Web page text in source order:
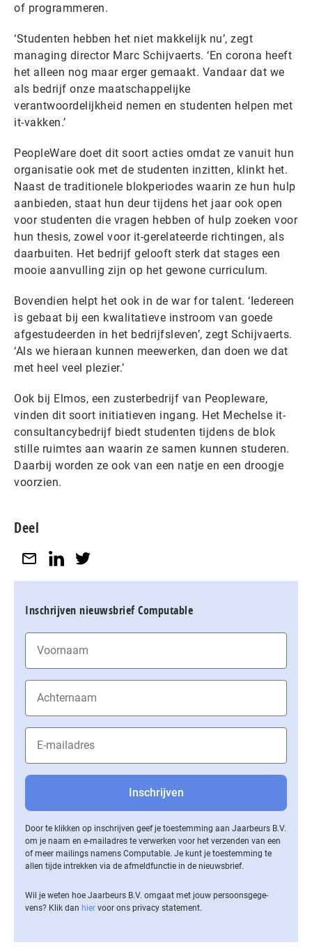
of programmeren.
‘Studenten hebben het niet makkelijk nu’, zegt
managing director Marc Schijvaerts. ‘En corona heeft
het alleen nog maar erger gemaakt. Vandaar dat we
als bedrijf onze maatschappelijke
verantwoordelijkheid nemen en studenten helpen met
it-vakken.’
PeopleWare doet dit soort acties omdat ze vanuit hun
organisatie ook met de studenten inzitten, klinkt het.
Naast de traditionele blokperiodes waarin ze hun hulp
aanbieden, staat hun deur tijdens het jaar ook open
voor studenten die vragen hebben of hulp zoeken voor
hun thesis, zowel voor it-gerelateerde richtingen, als
daarbuiten. Het bedrijf gelooft sterk dat stages een
mooie aanvulling zijn op het gewone curriculum.
Bovendien helpt het ook in de war for talent. ‘Iedereen
is gebaat bij een kwalitatieve instroom van goede
afgestudeerden in het bedrijfsleven’, zegt Schijvaerts.
‘Als we hieraan kunnen meewerken, dan doen we dat
met heel veel plezier.’
Ook bij Elmos, een zusterbedrijf van Peopleware,
vinden dit soort initiatieven ingang. Het Mechelse it-
consultancybedrijf biedt studenten tijdens de blok
stille ruimtes aan waarin ze samen kunnen studeren.
Daarbij worden ze ook van een natje en een droogje
voorzien.
Deel
Inschrijven nieuwsbrief Computable
Door te klikken op inschrijven geef je toestemming aan Jaarbeurs B.V.
om je naam en e-mailadres te verwerken voor het verzenden van een
of meer mailings namens Computable. Je kunt je toestemming te
allen tijde intrekken via de af­meld­func­tie in de nieuwsbrief.
Wil je weten hoe Jaarbeurs B.V. omgaat met jouw per­soons­ge­ge­
vens? Klik dan hier voor ons privacy statement.